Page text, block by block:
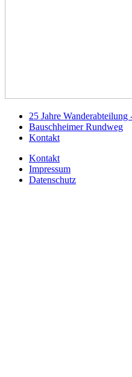
25 Jahre
Bauschheimer Rundweg
Kontakt
Kontakt
Impressum
Datenschutz